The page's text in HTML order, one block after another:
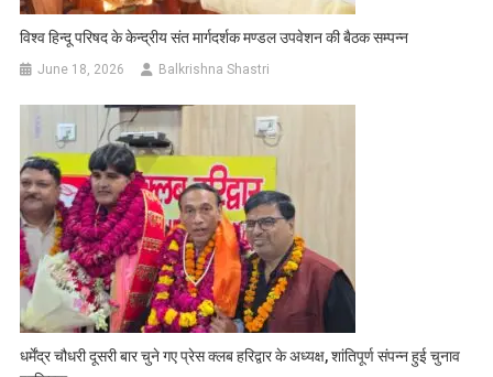
विश्व हिन्दू परिषद के केन्द्रीय संत मार्गदर्शक मण्डल उपवेशन की बैठक सम्पन्न
June 18, 2026 Balkrishna Shastri
धर्मेंद्र चौधरी दूसरी बार चुने गए प्रेस क्लब हरिद्वार के अध्यक्ष, शांतिपूर्ण संपन्न हुई चुनाव